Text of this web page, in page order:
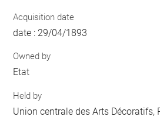
Acquisition date
date : 29/04/1893
Owned by
Etat
Held by
Union centrale des Arts Décoratifs,